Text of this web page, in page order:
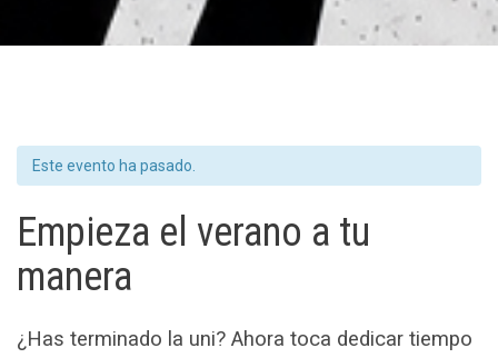
Este evento ha pasado.
Empieza el verano a tu
manera
¿Has terminado la uni? Ahora toca dedicar tiempo